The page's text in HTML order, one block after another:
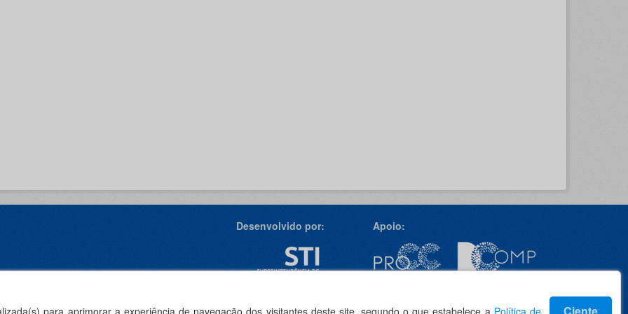
para aprimorar a experiência de navegação dos visitantes deste site, segundo o que estabelece a Política de
Desenvolvido por: Apoio:
Idioma